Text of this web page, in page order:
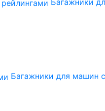
Багажники
Багажники для машин